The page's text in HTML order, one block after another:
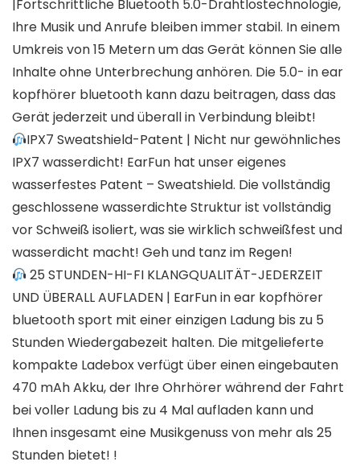
|Fortschrittliche Bluetooth 5.0-Drahtlostechnologie,
Ihre Musik und Anrufe bleiben immer stabil. In einem
Umkreis von 15 Metern um das Gerät können Sie alle
Inhalte ohne Unterbrechung anhören. Die 5.0- in ear
kopfhörer bluetooth kann dazu beitragen, dass das
Gerät jederzeit und überall in Verbindung bleibt!
IPX7 Sweatshield-Patent | Nicht nur gewöhnliches
IPX7 wasserdicht! EarFun hat unser eigenes
wasserfestes Patent – Sweatshield. Die vollständig
geschlossene wasserdichte Struktur ist vollständig
vor Schweiß isoliert, was sie wirklich schweißfest und
wasserdicht macht! Geh und tanz im Regen!
25 STUNDEN-HI-FI KLANGQUALITÄT-JEDERZEIT
UND ÜBERALL AUFLADEN | EarFun in ear kopfhörer
bluetooth sport mit einer einzigen Ladung bis zu 5
Stunden Wiedergabezeit halten. Die mitgelieferte
kompakte Ladebox verfügt über einen eingebauten
470 mAh Akku, der Ihre Ohrhörer während der Fahrt
bei voller Ladung bis zu 4 Mal aufladen kann und
Ihnen insgesamt eine Musikgenuss von mehr als 25
Stunden bietet! !